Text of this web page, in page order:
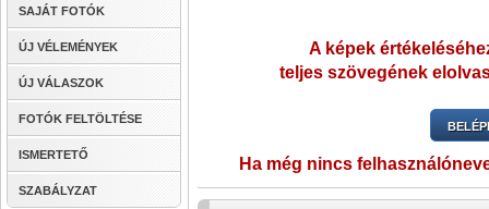
SAJÁT FOTÓK
ÚJ VÉLEMÉNYEK
ÚJ VÁLASZOK
FOTÓK FELTÖLTÉSE
ISMERTETŐ
SZABÁLYZAT
A képek
teljes szövegének
Ha még nincs